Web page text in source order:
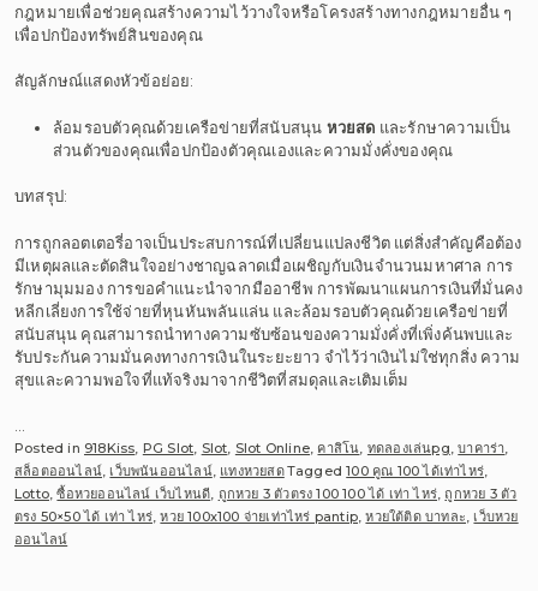
กฎหมายเพื่อช่วยคุณสร้างความไว้วางใจหรือโครงสร้างทางกฎหมายอื่น ๆ
เพื่อปกป้องทรัพย์สินของคุณ
สัญลักษณ์แสดงหัวข้อย่อย:
ล้อมรอบตัวคุณด้วยเครือข่ายที่สนับสนุน หวยสด และรักษาความเป็น
ส่วนตัวของคุณเพื่อปกป้องตัวคุณเองและความมั่งคั่งของคุณ
บทสรุป:
การถูกลอตเตอรี่อาจเป็นประสบการณ์ที่เปลี่ยนแปลงชีวิต แต่สิ่งสำคัญคือต้อง
มีเหตุผลและตัดสินใจอย่างชาญฉลาดเมื่อเผชิญกับเงินจำนวนมหาศาล การ
รักษามุมมอง การขอคำแนะนำจากมืออาชีพ การพัฒนาแผนการเงินที่มั่นคง
หลีกเลี่ยงการใช้จ่ายที่หุนหันพลันแล่น และล้อมรอบตัวคุณด้วยเครือข่ายที่
สนับสนุน คุณสามารถนำทางความซับซ้อนของความมั่งคั่งที่เพิ่งค้นพบและ
รับประกันความมั่นคงทางการเงินในระยะยาว จำไว้ว่าเงินไม่ใช่ทุกสิ่ง ความ
สุขและความพอใจที่แท้จริงมาจากชีวิตที่สมดุลและเติมเต็ม
…
Posted in 918Kiss, PG Slot, Slot, Slot Online, คาสิโน, ทดลองเล่นpg,บาคาร่า,
สล็อตออนไลน์, เว็บพนันออนไลน์, แทงหวยสดTagged100 คูณ 100 ได้เท่าไหร่,
Lotto,ซื้อหวยออนไลน์ เว็บไหนดี, ถูกหวย 3 ตัวตรง 100 100 ได้ เท่า ไหร่, ถูกหวย 3 ตัว
ตรง 50×50 ได้ เท่า ไหร่,หวย 100x100 จ่ายเท่าไหร่ pantip,หวยใต้ติด บาทละ, เว็บหวย
ออนไลน์